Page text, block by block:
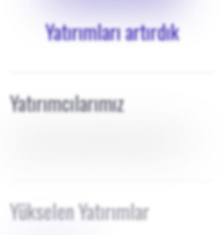
Yatırımları artırdık
Yatırımcılarımız
Yükselen Yatırımlar